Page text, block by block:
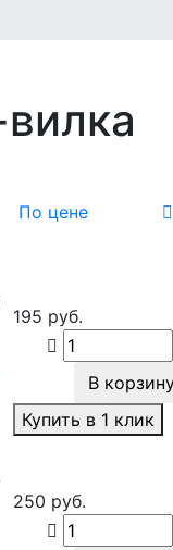
По цене
195 руб.
В
Купить в 1 клик
250 руб.